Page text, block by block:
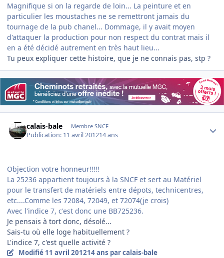
Magnifique si on la regarde de loin... La peinture et en
particulier les moustaches ne se remettront jamais du
tournage de la pub chanel... Dommage, il y avait moyen
d'attaquer la production pour non respect du contrat mais il
en a été décidé autrement en très haut lieu...
Tu peux expliquer cette histoire, que je ne connais pas, stp ?
calais-bale Membre SNCF
Publication: 11 avril 201214 ans
Objection votre honneur!!!!!
La 25236 appartient toujours à la SNCF et sert au Matériel
pour le transfert de matériels entre dépots, technicentres,
etc....Comme les 72084, 72049, et 72074(je crois)
Avec l'indice 7, c'est donc une BB725236.
Je pensais à tort donc, désolé...
Sais-tu où elle loge habituellement ?
L'indice 7, c'est quelle activité ?
Modifié 11 avril 201214 ans par calais-bale